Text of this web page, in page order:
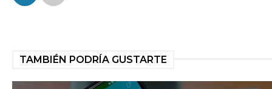
TAMBIÉN PODRÍA GUSTARTE